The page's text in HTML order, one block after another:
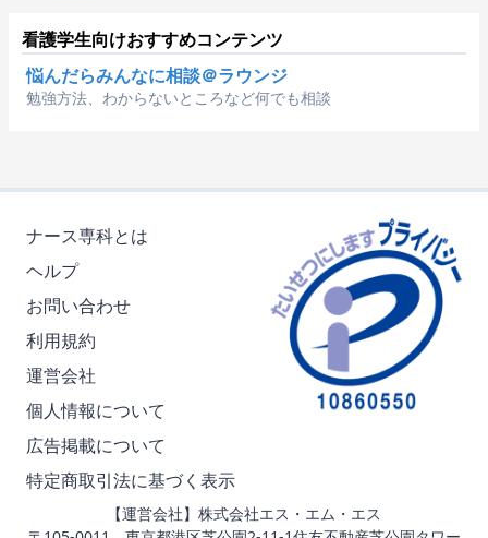
看護学生向けおすすめコンテンツ
悩んだらみんなに相談＠ラウンジ
勉強方法、わからないところなど何でも相談
ナース専科とは
ヘルプ
お問い合わせ
利用規約
運営会社
個人情報について
広告掲載について
特定商取引法に基づく表示
【運営会社】株式会社エス・エム・エス